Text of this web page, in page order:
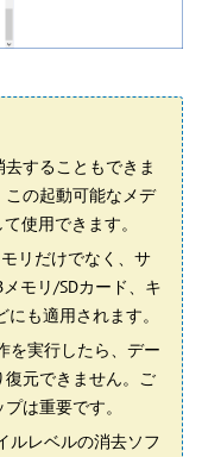
することもできま
この起動可能なメデ
使用できます。
リだけでなく、サ
モリ/SDカード、キ
も適用されます。
を実行したら、デー
元できません。ご
は重要です。
ルレベルの消去ソフ